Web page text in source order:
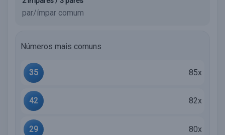
par/ímpar comum
Números mais comuns
35 85x
42 82x
29 80x